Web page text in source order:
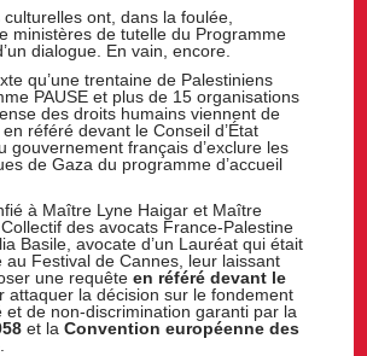
ont, dans la foulée,
ministères de tutelle du Programme
dialogue. En vain, encore.
qu’une trentaine de Palestiniens
PAUSE et plus de 15 organisations
des droits humains viennent de
référé devant le Conseil d’État
gouvernement français d’exclure les
de Gaza du programme d’accueil
à Maître Lyne Haigar et Maître
des avocats France-Palestine
Basile, avocate d’un Lauréat qui était
au Festival de Cannes, leur laissant
une requête en référé devant le
attaquer la décision sur le fondement
et de non-discrimination garanti par la
et laConvention européenne des